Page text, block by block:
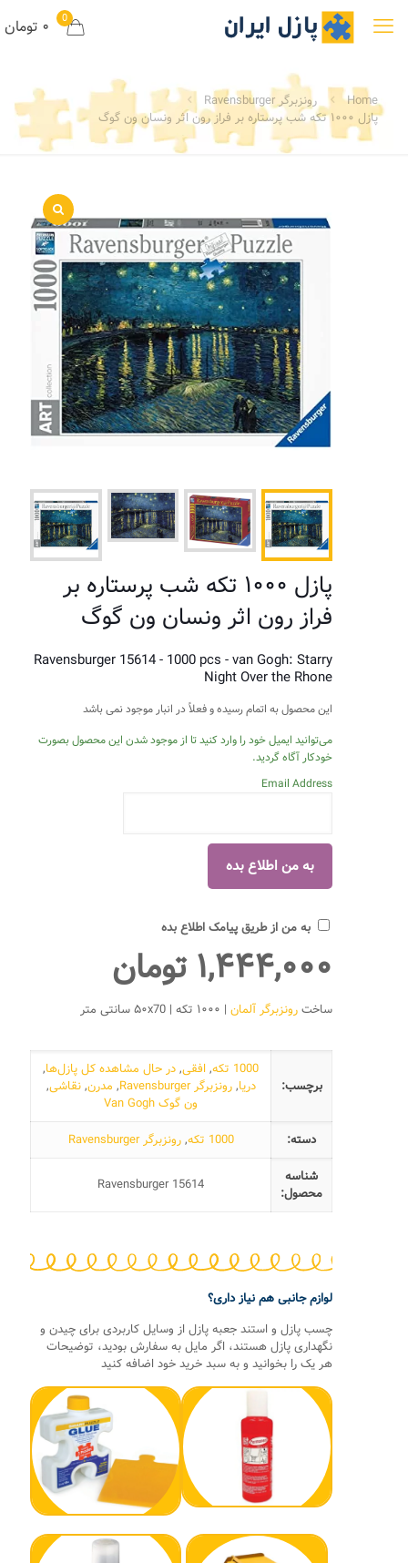
0 ۰ تومان
Home
رونزبرگر Ravensburger
پازل ۱۰۰۰ تکه شب پرستاره بر فراز رون اثر ونسان ون گوگ
پازل ۱۰۰۰ تکه شب پرستاره بر
فراز رون اثر ونسان ون گوگ
Ravensburger 15614 - 1000 pcs - van Gogh: Starry
Night Over the Rhone
این محصول به اتمام رسیده و فعلاً در انبار موجود نمی باشد
می‌توانید ایمیل خود را وارد کنید تا از موجود شدن این محصول بصورت
خودکار آگاه گردید.
Email Address
به من از طریق پیامک اطلاع بده
۱,۴۴۴,۰۰۰ تومان
ساخترونزبرگر آلمان | ۱۰۰۰ تکه | ۵۰x70 سانتی متر
برچسب:
1000 تکه ,افقی,در حال مشاهده کل پازل‌ها,
دریا,رونزبرگر Ravensburger , مدرن,نقاشی,
ون گوک Van Gogh
دسته:
1000 تکه ,رونزبرگر Ravensburger
شناسه
محصول:
Ravensburger 15614
لوازم جانبی هم نیاز داری؟
چسب پازل و استند جعبه پازل از وسایل کاربردی برای چیدن و
نگهداری پازل هستند، اگر مایل به سفارش بودید، توضیحات
هر یک را بخوانید و به سبد خرید خود اضافه کنید